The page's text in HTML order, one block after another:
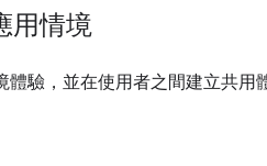
用情境
體驗，並在使用者之間建立共用